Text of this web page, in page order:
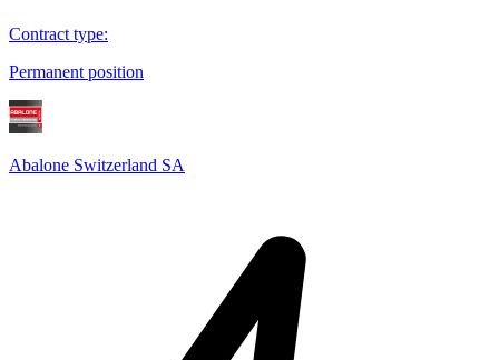
Contract type:
Permanent position
Abalone Switzerland SA